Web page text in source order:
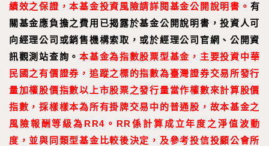
績效之保證，本基金投資風險請詳閱基金公開說明書。 有
關基金應負擔之費用已揭露於基金公開說明書，投資人可
向經理公司或銷售機構索取，或於經理公司官網、公開資
訊觀測站查詢。本基金為指數股票型基金，主要投資中華
民國之有價證券，追蹤之標的指數為臺灣證券交易所發行
量加權股價指數以上市股票之發行量當作權數來計算股價
指數，採樣樣本為所有掛牌交易中的普通股，故本基金之
風險報酬等級為RR4。RR係計算成立年度之淨值波動
度，並與同類型基金比較後決定，及參考投信投顧公會所